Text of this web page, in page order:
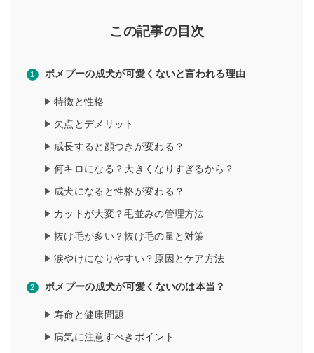
この記事の目次
ポメプーの成犬が可愛くないと言われる理由
特徴と性格
欠点とデメリット
成長すると顔つきが変わる？
何キロになる？大きくなりすぎるから？
成犬になると性格が変わる？
カットが大変？毛並みの管理方法
抜け毛が多い？抜け毛の量と対策
涙やけになりやすい？原因とケア方法
ポメプーの成犬が可愛くないのは本当？
寿命と健康問題
病気に注意すべきポイント